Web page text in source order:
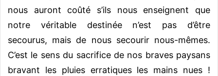
nous auront coûté s’ils nous enseignent que
notre véritable destinée n’est pas d’être
secourus, mais de nous secourir nous-mêmes.
C’est le sens du sacrifice de nos braves paysans
bravant les pluies erratiques les mains nues !